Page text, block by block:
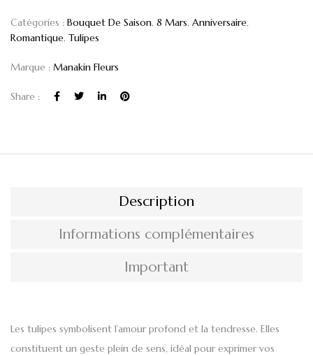
Catégories : Bouquet De Saison, 8 Mars, Anniversaire,
Romantique, Tulipes
Marque : Manakin Fleurs
Share :
Description
Informations complémentaires
Important
Les tulipes symbolisent l’amour profond et la tendresse. Elles
constituent un geste plein de sens, idéal pour exprimer vos